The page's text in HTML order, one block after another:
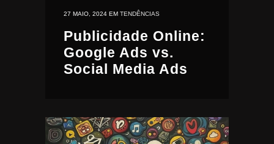
27 MAIO, 2024 EM TENDÊNCIAS
Publicidade Online:
Google Ads vs.
Social Media Ads